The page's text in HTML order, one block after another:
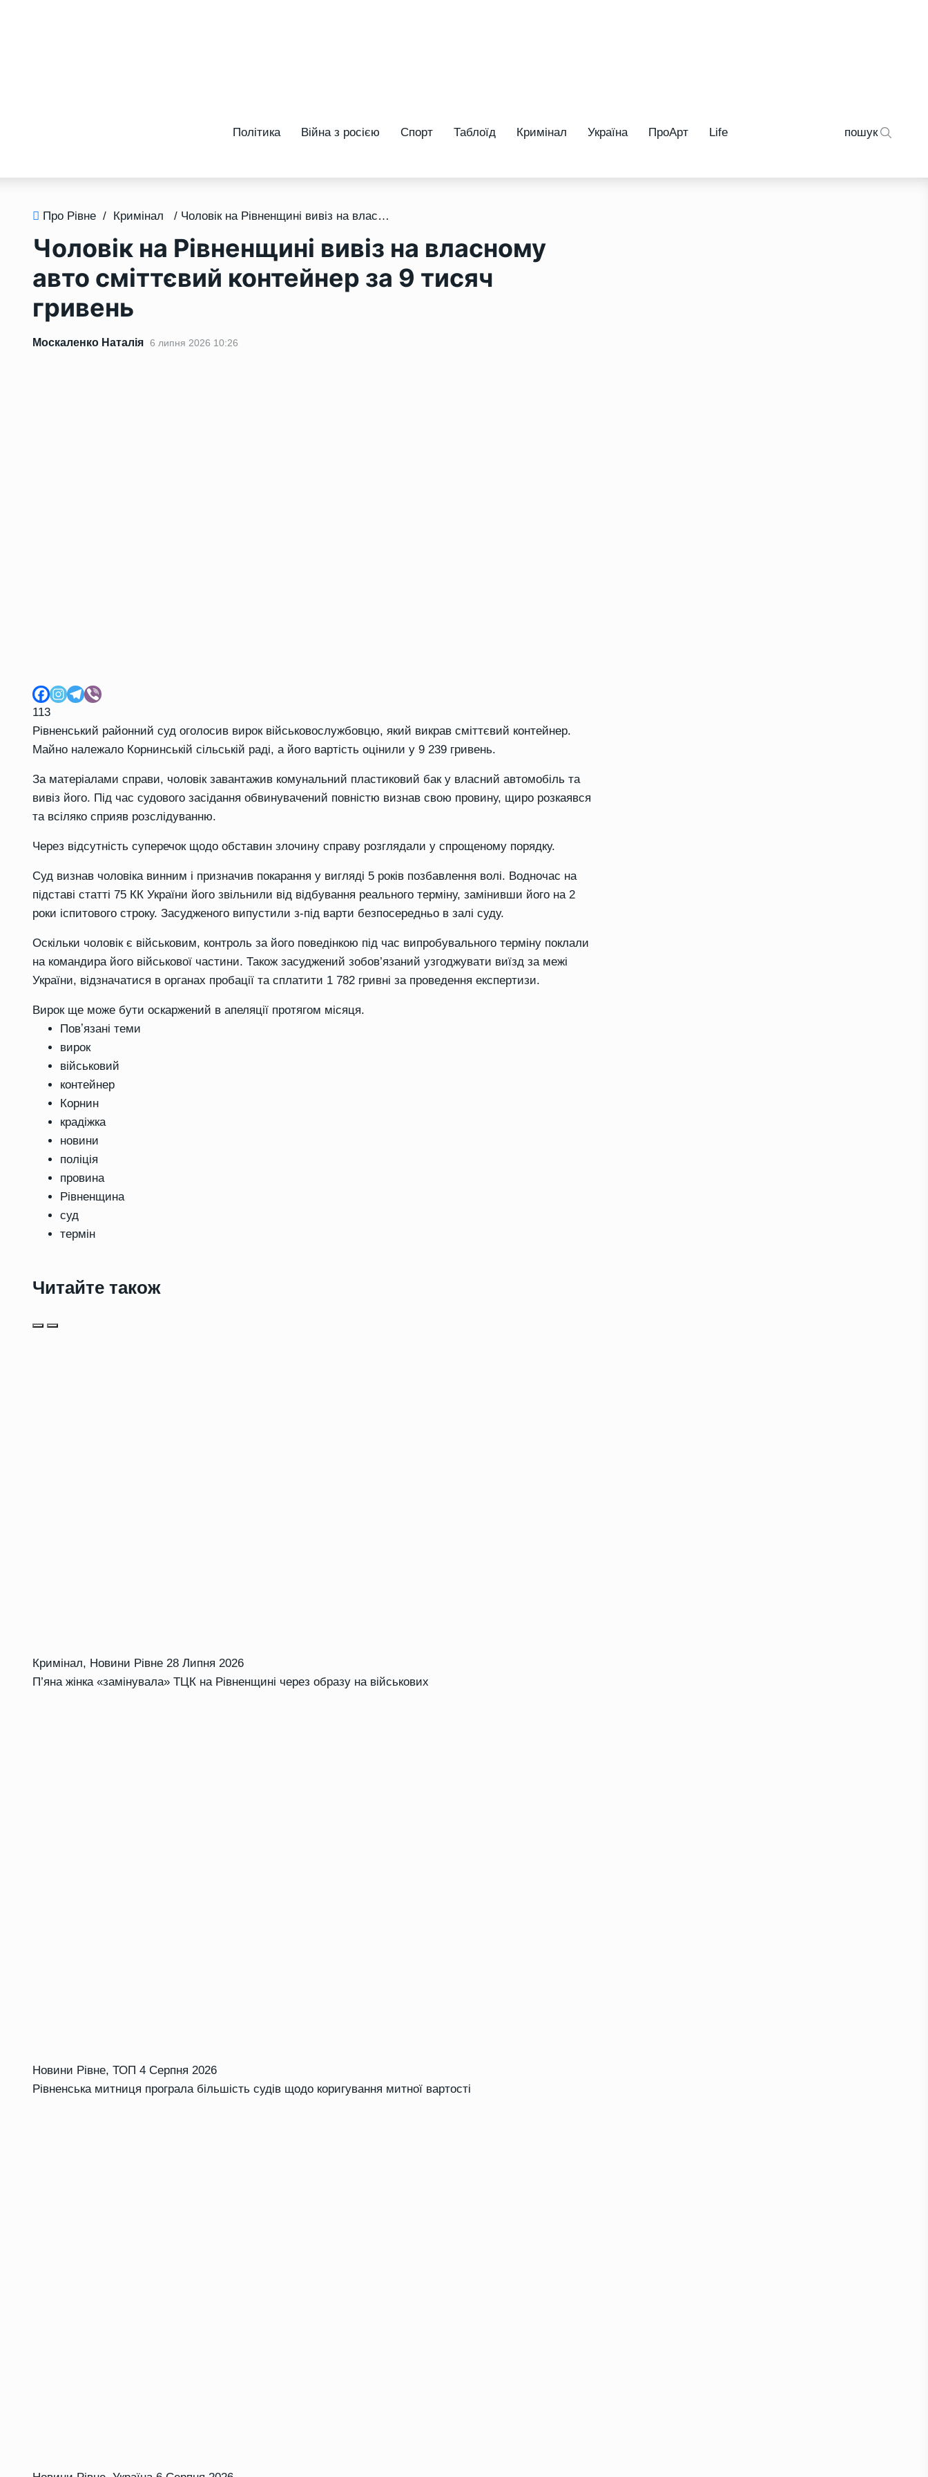
Політика Війна з росією Спорт Таблоїд Кримінал Україна ПроАрт Life пошук
Про Рівне / Кримінал / Чоловік на Рівненщині вивіз на власному авто сміттєвий контейнер за 9 тисяч гривень
Чоловік на Рівненщині вивіз на власному
авто сміттєвий контейнер за 9 тисяч
гривень
Москаленко Наталія 6 липня 2026 10:26
113
Рівненський районний суд оголосив вирок військовослужбовцю, який викрав сміттєвий контейнер.
Майно належало Корнинській сільській раді, а його вартість оцінили у 9 239 гривень.
За матеріалами справи, чоловік завантажив комунальний пластиковий бак у власний автомобіль та
вивіз його. Під час судового засідання обвинувачений повністю визнав свою провину, щиро розкаявся
та всіляко сприяв розслідуванню.
Через відсутність суперечок щодо обставин злочину справу розглядали у спрощеному порядку.
Суд визнав чоловіка винним і призначив покарання у вигляді 5 років позбавлення волі. Водночас на
підставі статті 75 КК України його звільнили від відбування реального терміну, замінивши його на 2
роки іспитового строку. Засудженого випустили з-під варти безпосередньо в залі суду.
Оскільки чоловік є військовим, контроль за його поведінкою під час випробувального терміну поклали
на командира його військової частини. Також засуджений зобов’язаний узгоджувати виїзд за межі
України, відзначатися в органах пробації та сплатити 1 782 гривні за проведення експертизи.
Вирок ще може бути оскаржений в апеляції протягом місяця.
Повʼязані теми
вирок
військовий
контейнер
Корнин
крадіжка
новини
поліція
провина
Рівненщина
суд
термін
Читайте також
Кримінал, Новини Рівне 28 Липня 2026
П’яна жінка «замінувала» ТЦК на Рівненщині через образу на військових
Новини Рівне, ТОП 4 Серпня 2026
Рівненська митниця програла більшість судів щодо коригування митної вартості